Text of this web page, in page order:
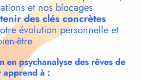
et nos blocages
des clés concrètes
évolution personnelle et
être
en psychanalyse des rêves de
apprend à :